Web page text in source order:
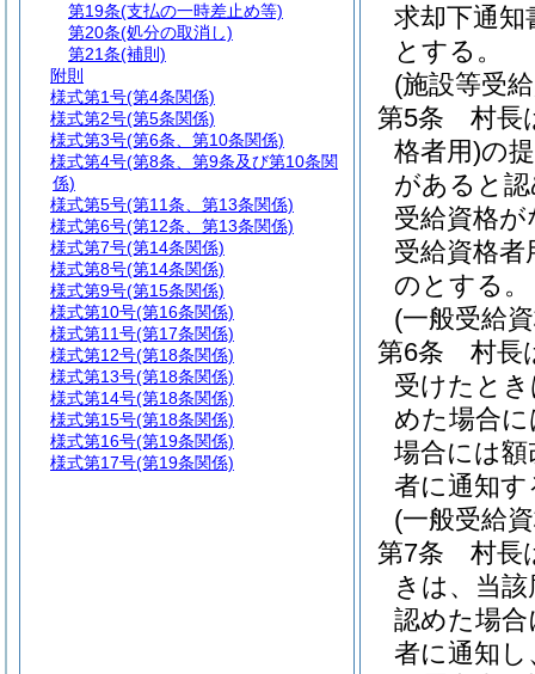
求却下通知
とする。
(施設等受
第5条
村長
格者用)の
があると
受給資格
受給資格者
のとする。
(一般受給
第6条
村長
受けたと
めた場合
場合には額
者に通知
(一般受給
第7条
村長
きは、当
認めた場合
者に通知
第19条(支払の一時差止め等)
第20条(処分の取消し)
第21条(補則)
附則
様式第1号(第4条関係)
様式第2号(第5条関係)
様式第3号(第6条、第10条関係)
様式第4号(第8条、第9条及び第10条関
係)
様式第5号(第11条、第13条関係)
様式第6号(第12条、第13条関係)
様式第7号(第14条関係)
様式第8号(第14条関係)
様式第9号(第15条関係)
様式第10号(第16条関係)
様式第11号(第17条関係)
様式第12号(第18条関係)
様式第13号(第18条関係)
様式第14号(第18条関係)
様式第15号(第18条関係)
様式第16号(第19条関係)
様式第17号(第19条関係)